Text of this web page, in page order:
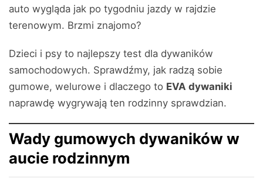
auto wygląda jak po tygodniu jazdy w rajdzie
terenowym. Brzmi znajomo?
Dzieci i psy to najlepszy test dla dywaników
samochodowych. Sprawdźmy, jak radzą sobie
gumowe, welurowe i dlaczego to EVA dywaniki
naprawdę wygrywają ten rodzinny sprawdzian.
Wady gumowych dywaników w
aucie rodzinnym